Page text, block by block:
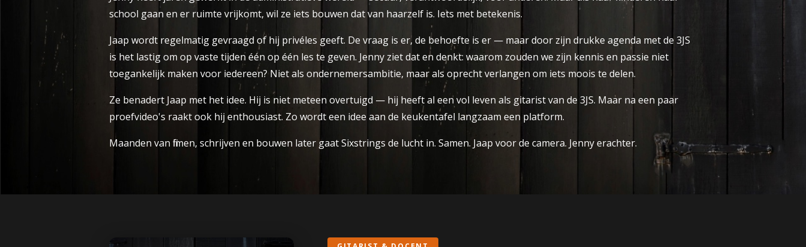
school gaan en er ruimte vrijkomt, wil ze iets bouwen dat van haarzelf is. Iets met betekenis.
Jaap wordt regelmatig gevraagd of hij privéles geeft. De vraag is er, de behoefte is er — maar door zijn drukke agenda met de 3JS
is het lastig om op vaste tijden één op één les te geven. Jenny ziet dat en denkt: waarom zouden we zijn kennis en passie niet
toegankelijk maken voor iedereen? Niet als ondernemersambitie, maar als oprecht verlangen om iets moois te delen.
Ze benadert Jaap met het idee. Hij is niet meteen overtuigd — hij heeft al een vol leven als gitarist van de 3JS. Maar na een paar
proefvideo's raakt ook hij enthousiast. Zo wordt een idee aan de keukentafel langzaam een platform.
Maanden van filmen, schrijven en bouwen later gaat Sixstrings de lucht in. Samen. Jaap voor de camera. Jenny erachter.